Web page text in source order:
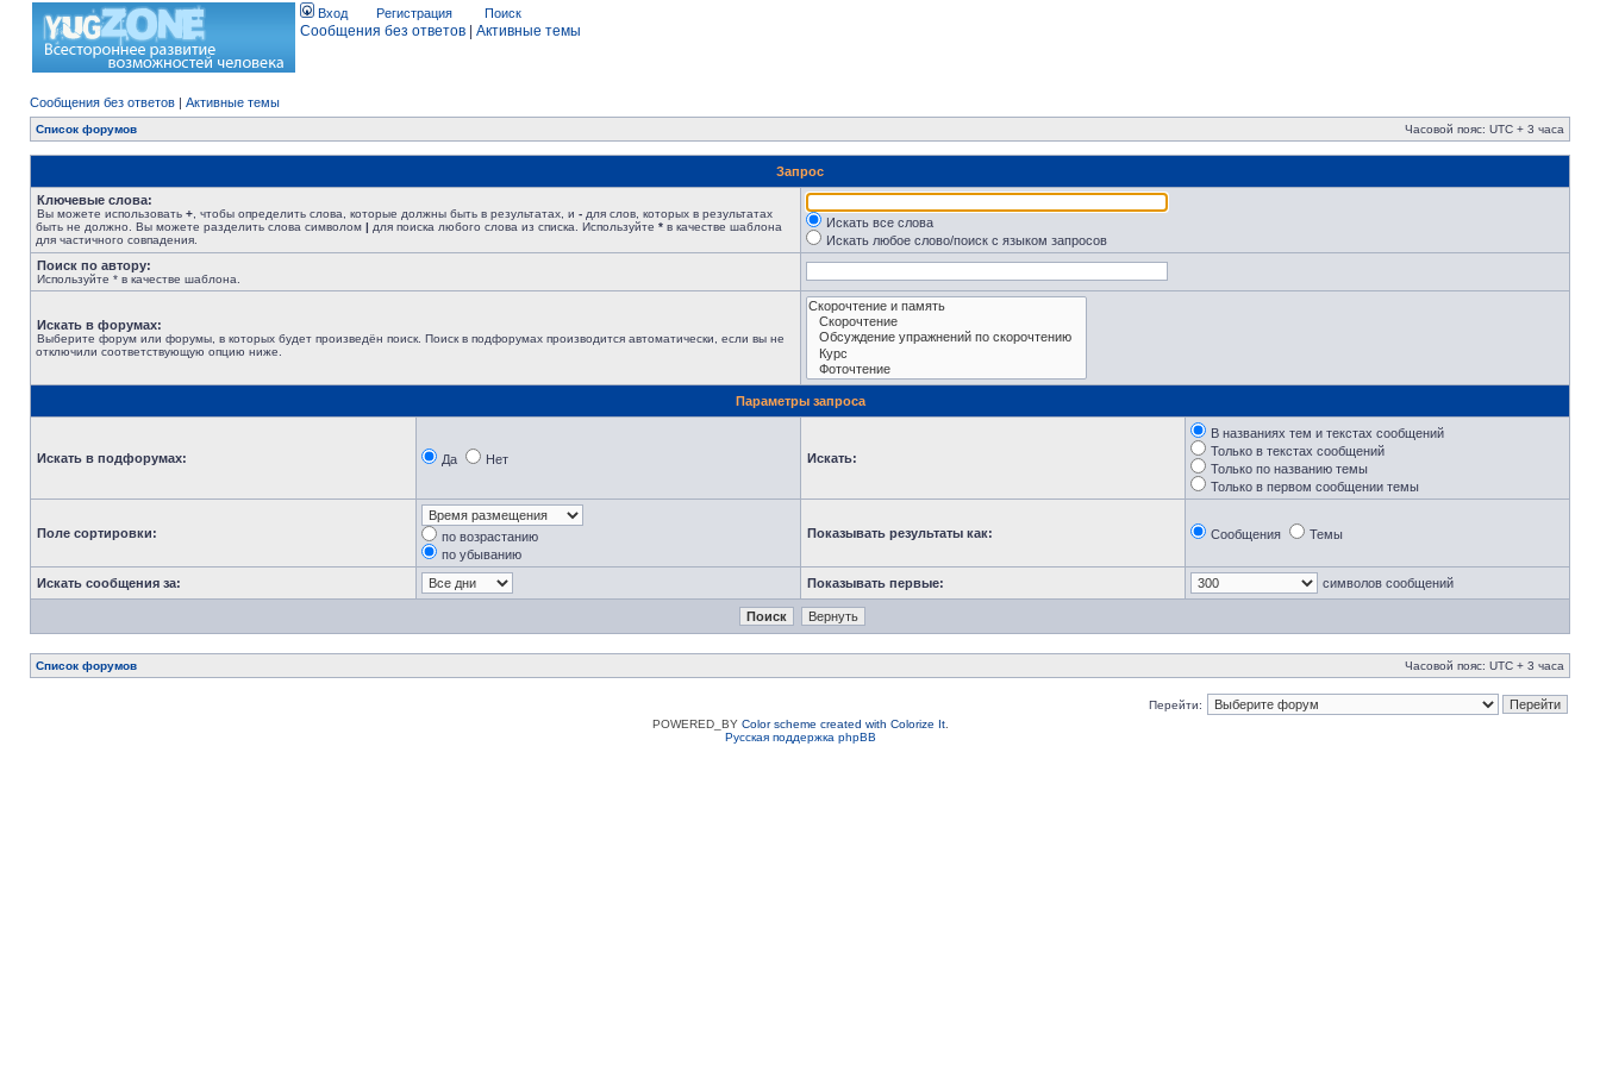
Вход Регистрация Поиск
Сообщения без ответов Активные темы
Сообщения без ответов | Активные темы
Список форумов Часовой пояс: UTC + 3 часа
Запрос
Ключевые слова:
Вы можете использовать + , чтобы определить слова, которые должны быть в результатах, и - для слов, которых в результатах
быть не должно. Вы можете разделить слова символом | для поиска любого слова из списка. Используйте * в качестве шаблона
для частичного совпадения.
Искать все слова
Искать любое слово/поиск с языком запросов
Поиск по автору:
Используйте * в качестве шаблона.
Искать в форумах:
Выберите форум или форумы, в которых будет произведён поиск. Поиск в подфорумах производится автоматически, если вы не
отключили соответствующую опцию ниже.
Параметры запроса
Искать в подфорумах: Да Нет Искать:
В названиях тем и текстах сообщений
Только в текстах сообщений
Только по названию темы
Только в первом сообщении темы
Поле сортировки:
по возрастанию
по убыванию
Показывать результаты как: Сообщения Темы
Искать сообщения за: Показывать первые: символов сообщений
Список форумов Часовой пояс: UTC + 3 часа
Перейти:
POWERED_BY Color scheme created with Colorize It.
Русская поддержка phpBB